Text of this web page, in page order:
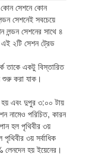
কোন সেশনে কোন
সেশনেই সবচেয়ে
লন্ডন সেশনের সাথে ৪
২টি সেশন ট্রেড
তাকে একটু বিস্তারিত
শুরু করা যাক।
এবং দুপুর ৩:০০ টায়
নামেও পরিচিত, কারন
হল পৃথিবীর ৩য়
৩য় সর্বাধিক
লেনদেন হয় ইয়েনের।